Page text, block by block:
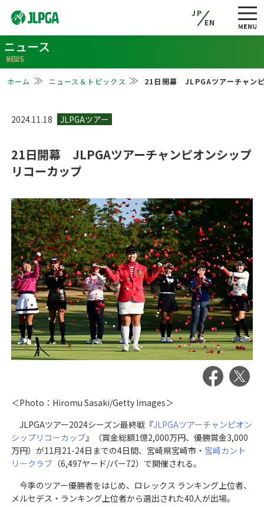
JP
EN
ニュース
NEWS
ホーム ニュース＆トピックス 21日開幕 JLPGAツアーチャン
2024.11.18
21日開幕 JLPGAツアーチャンピオンシップ
リコーカップ
＜Photo：Hiromu Sasaki/Getty Images＞
JLPGAツアー2024シーズン最終戦『JLPGAツアーチャンピオン
シップリコーカップ』（賞金総額1億2,000万円、優勝賞金3,000
万円）が11月21-24日までの4日間、宮崎県宮崎市・ 宮崎カント
リークラブ（6,497ヤード/パー72）で開催される。
今季のツアー優勝者をはじめ、ロレックス ランキング上位者、
メルセデス・ランキング上位者から選出された40人が出場。